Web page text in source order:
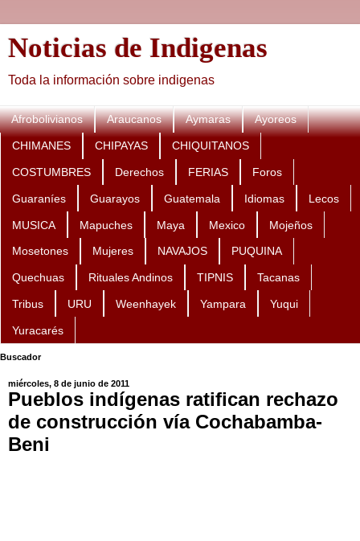
Noticias de Indigenas
Toda la información sobre indigenas
Afrobolivianos Araucanos Aymaras Ayoreos
CHIMANES CHIPAYAS CHIQUITANOS
COSTUMBRES Derechos FERIAS Foros
Guaraníes Guarayos Guatemala Idiomas Lecos
MUSICA Mapuches Maya Mexico Mojeños
Mosetones Mujeres NAVAJOS PUQUINA
Quechuas Rituales Andinos TIPNIS Tacanas
Tribus URU Weenhayek Yampara Yuqui
Yuracarés
Buscador
miércoles, 8 de junio de 2011
Pueblos indígenas ratifican rechazo
de construcción vía Cochabamba-
Beni